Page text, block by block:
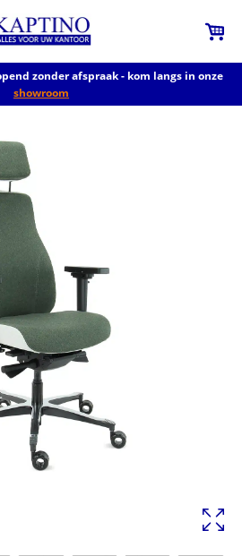
zonder afspraak - kom langs in onze
showroom